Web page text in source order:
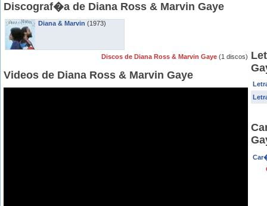
Discograf�a de Diana Ross & Marvin Gaye
Diana & Marvin (1973)
Discos de Diana Ross & Marvin Gaye (1 discos)
Videos de Diana Ross & Marvin Gaye